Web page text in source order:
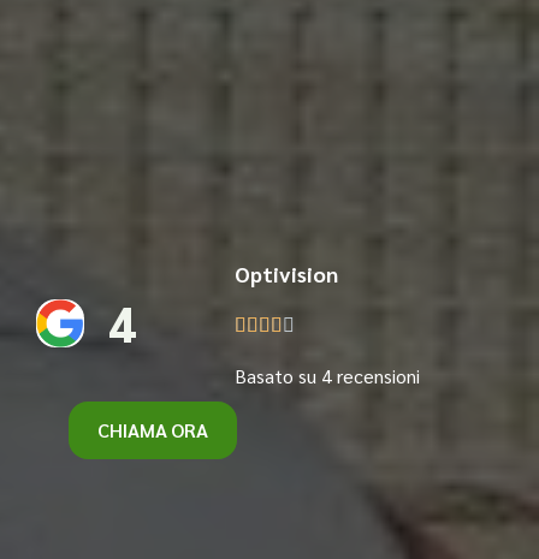
4
Optivision
    
Basato su 4 recensioni
CHIAMA ORA